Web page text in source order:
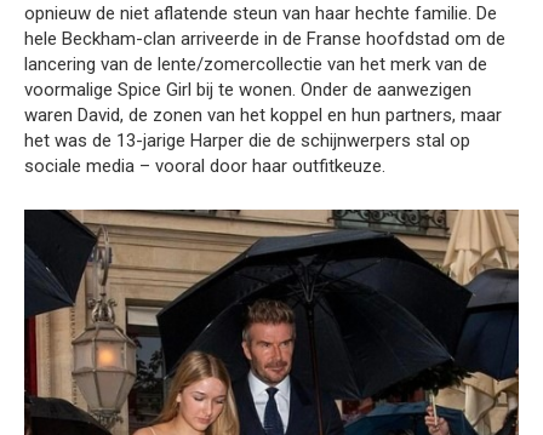
opnieuw de niet aflatende steun van haar hechte familie. De
hele Beckham-clan arriveerde in de Franse hoofdstad om de
lancering van de lente/zomercollectie van het merk van de
voormalige Spice Girl bij te wonen. Onder de aanwezigen
waren David, de zonen van het koppel en hun partners, maar
het was de 13-jarige Harper die de schijnwerpers stal op
sociale media – vooral door haar outfitkeuze.